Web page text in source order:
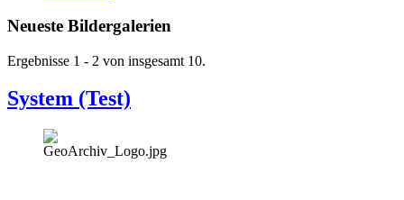
Neueste Bildergalerien
Ergebnisse 1 - 2 von insgesamt 10.
System (Test)